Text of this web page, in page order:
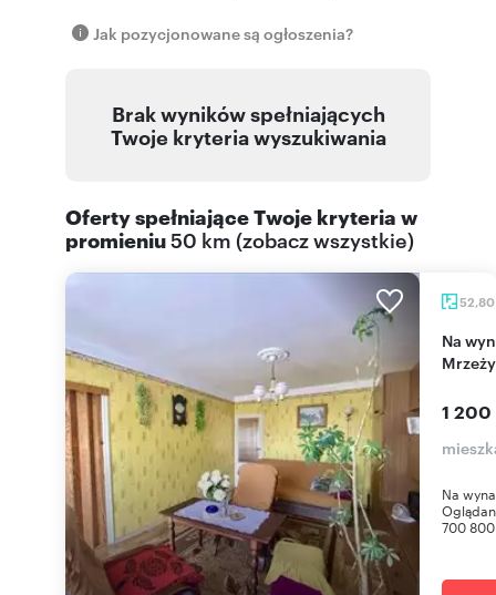
Jak pozycjonowane są ogłoszenia?
Brak wyników spełniających
Twoje kryteria wyszukiwania
Oferty spełniające Twoje kryteria w
promieniu50 km (zobacz wszystkie)
52,80
Na wynajem przestronne mieszkanie 53 m² w
1 200
Na
700